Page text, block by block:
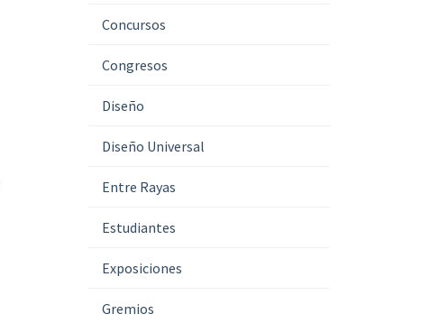
Concursos
Congresos
Diseño
Diseño Universal
Entre Rayas
Estudiantes
Exposiciones
Gremios